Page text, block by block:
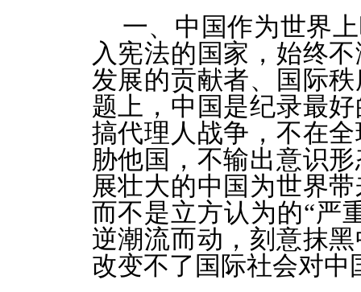
一、中国作为世界
入宪法的国家，始终
发展的贡献者、国际
题上，中国是纪录最
搞代理人战争，不在
胁他国，不输出意识
展壮大的中国为世界
而不是立方认为的“严
逆潮流而动，刻意抹
改变不了国际社会对中